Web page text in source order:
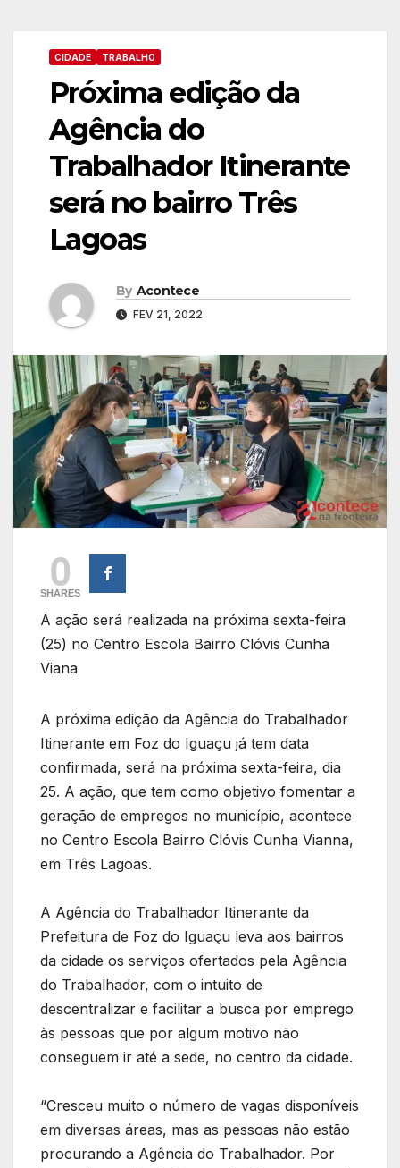
CIDADE TRABALHO
Próxima edição da
Agência do
Trabalhador Itinerante
será no bairro Três
Lagoas
By Acontece
FEV 21, 2022
0
SHARES
A ação será realizada na próxima sexta-feira
(25) no Centro Escola Bairro Clóvis Cunha
Viana
A próxima edição da Agência do Trabalhador
Itinerante em Foz do Iguaçu já tem data
confirmada, será na próxima sexta-feira, dia
25. A ação, que tem como objetivo fomentar a
geração de empregos no município, acontece
no Centro Escola Bairro Clóvis Cunha Vianna,
em Três Lagoas.
A Agência do Trabalhador Itinerante da
Prefeitura de Foz do Iguaçu leva aos bairros
da cidade os serviços ofertados pela Agência
do Trabalhador, com o intuito de
descentralizar e facilitar a busca por emprego
às pessoas que por algum motivo não
conseguem ir até a sede, no centro da cidade.
“Cresceu muito o número de vagas disponíveis
em diversas áreas, mas as pessoas não estão
procurando a Agência do Trabalhador. Por